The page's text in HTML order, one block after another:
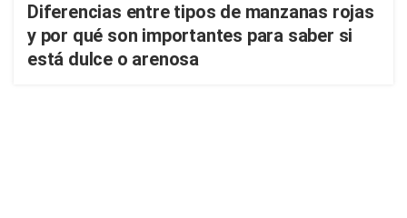
Diferencias entre tipos de manzanas rojas
y por qué son importantes para saber si
está dulce o arenosa